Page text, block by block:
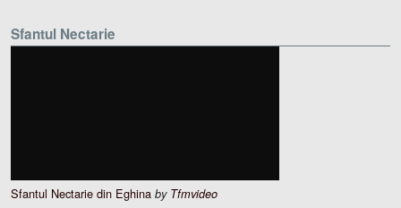
Sfantul Nectarie
Sfantul Nectarie din Eghina by Tfmvideo